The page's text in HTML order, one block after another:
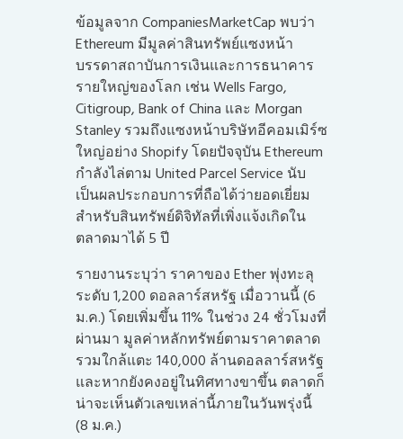
ข้อมูลจาก CompaniesMarketCap พบว่า
Ethereum มีมูลค่าสินทรัพย์แซงหน้า
บรรดาสถาบันการเงินและการธนาคาร
รายใหญ่ของโลก เช่น Wells Fargo,
Citigroup, Bank of China และ Morgan
Stanley รวมถึงแซงหน้าบริษัทอีคอมเมิร์ซ
ใหญ่อย่าง Shopify โดยปัจจุบัน Ethereum
กำลังไล่ตาม United Parcel Service นับ
เป็นผลประกอบการที่ถือได้ว่ายอดเยี่ยม
สำหรับสินทรัพย์ดิจิทัลที่เพิ่งแจ้งเกิดใน
ตลาดมาได้ 5 ปี
รายงานระบุว่า ราคาของ Ether พุ่งทะลุ
ระดับ 1,200 ดอลลาร์สหรัฐ เมื่อวานนี้ (6
ม.ค.) โดยเพิ่มขึ้น 11% ในช่วง 24 ชั่วโมงที่
ผ่านมา มูลค่าหลักทรัพย์ตามราคาตลาด
รวมใกล้แตะ 140,000 ล้านดอลลาร์สหรัฐ
และหากยังคงอยู่ในทิศทางขาขึ้น ตลาดก็
น่าจะเห็นตัวเลขเหล่านี้ภายในวันพรุ่งนี้
(8 ม.ค.)